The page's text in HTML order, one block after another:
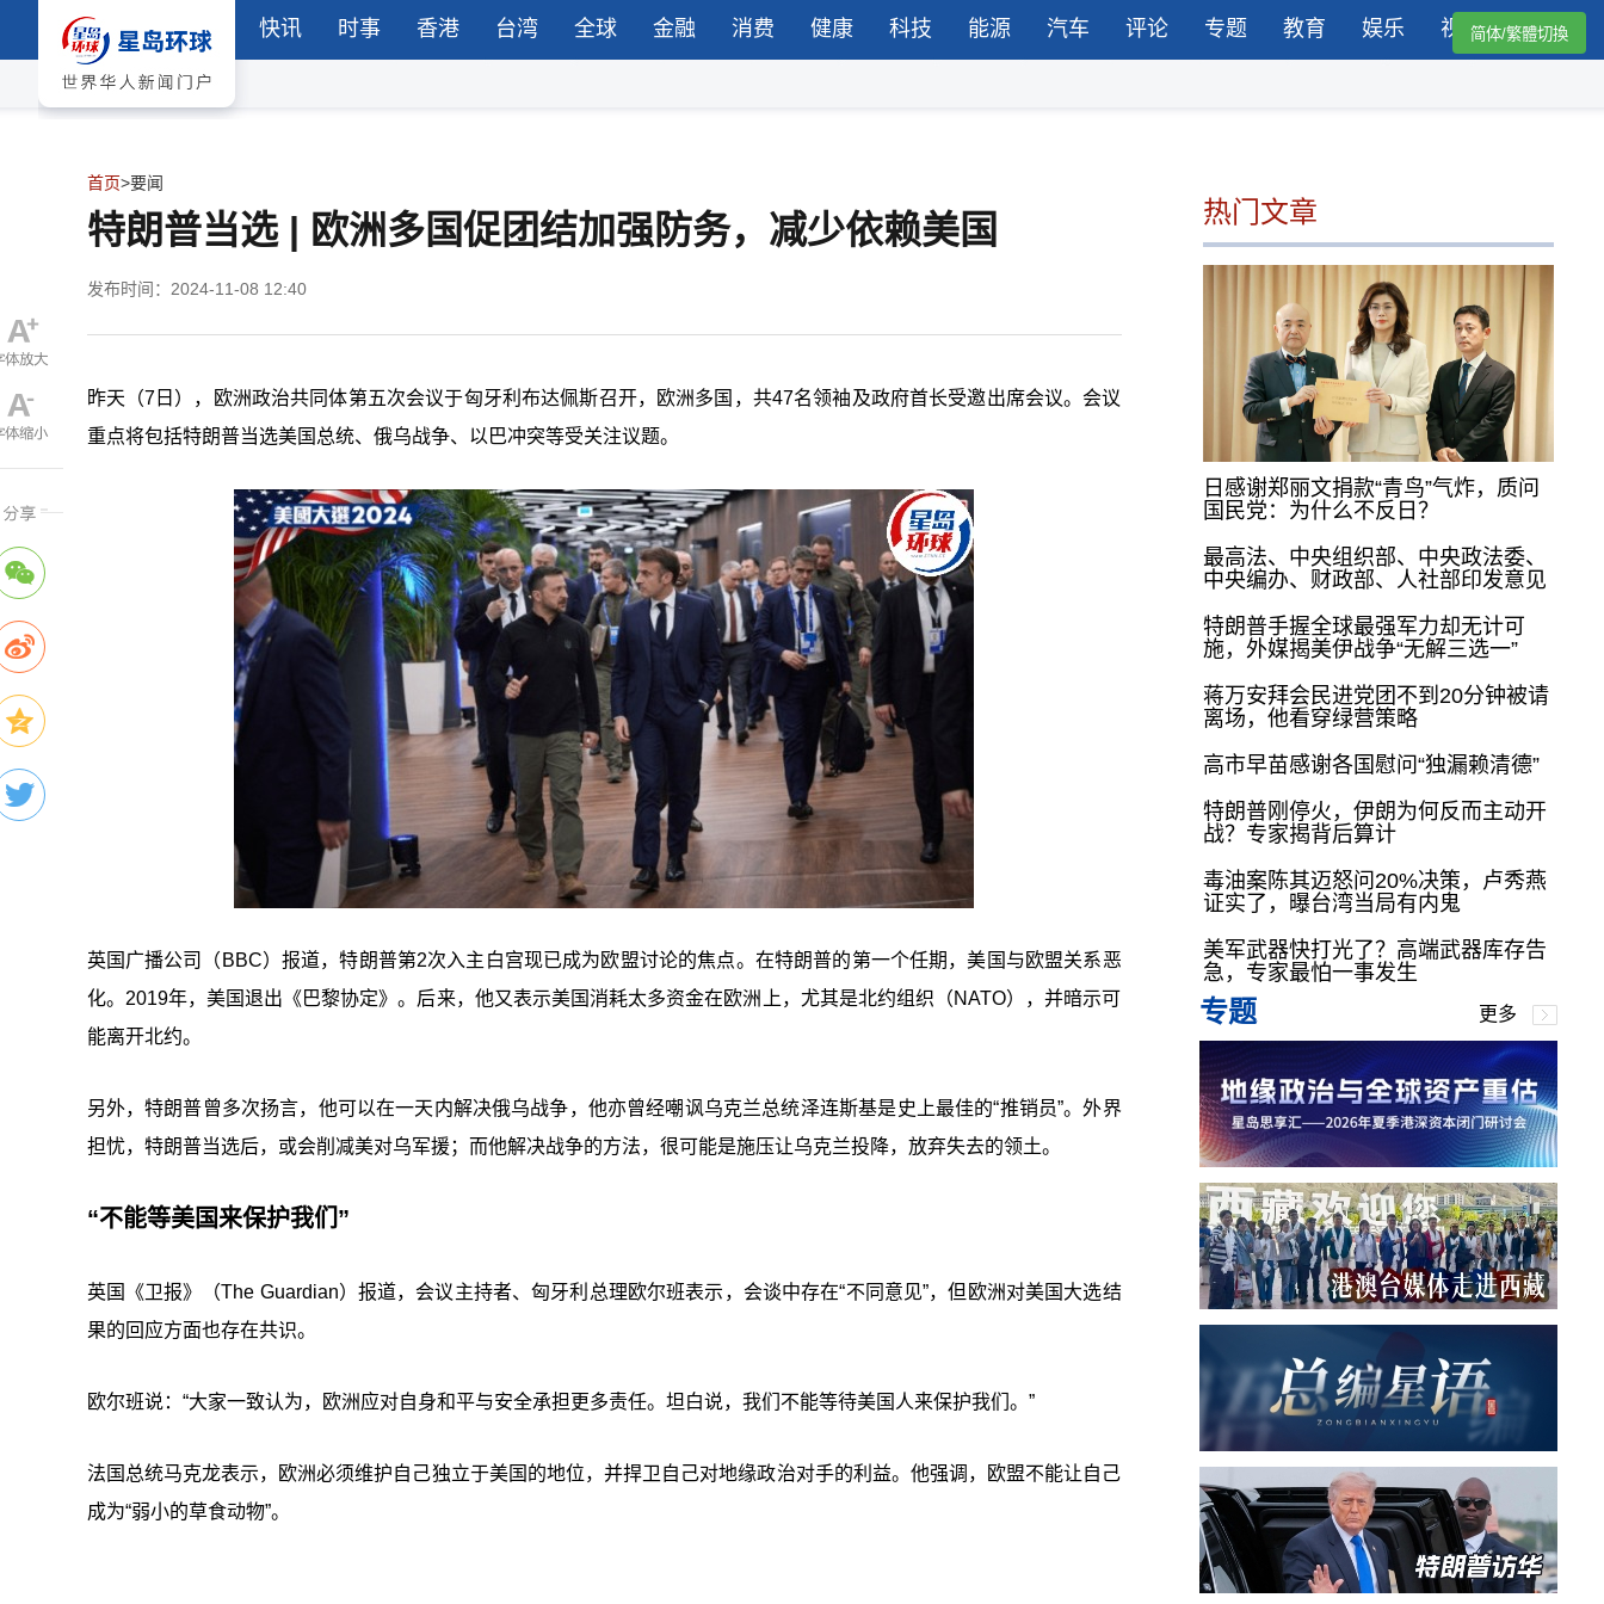
快讯 时事 香港 台湾 全球 金融 消费 健康 科技 能源 汽车 评论 专题 教育 娱乐 视频简体/繁體切換
首页>要闻
特朗普当选 | 欧洲多国促团结加强防务，减少依赖美国
发布时间：2024-11-08 12:40
昨天（7日），欧洲政治共同体第五次会议于匈牙利布达佩斯召开，欧洲多国，共47名领袖及政府首长受邀出席会议。会议
重点将包括特朗普当选美国总统、俄乌战争、以巴冲突等受关注议题。
英国广播公司（BBC）报道，特朗普第2次入主白宫现已成为欧盟讨论的焦点。在特朗普的第一个任期，美国与欧盟关系恶
化。2019年，美国退出《巴黎协定》。后来，他又表示美国消耗太多资金在欧洲上，尤其是北约组织（NATO），并暗示可
能离开北约。
另外，特朗普曾多次扬言，他可以在一天内解决俄乌战争，他亦曾经嘲讽乌克兰总统泽连斯基是史上最佳的“推销员”。外界
担忧，特朗普当选后，或会削减美对乌军援；而他解决战争的方法，很可能是施压让乌克兰投降，放弃失去的领土。
“不能等美国来保护我们 ”
英国《卫报》（The Guardian）报道，会议主持者、匈牙利总理欧尔班表示，会谈中存在“不同意见”，但欧洲对美国大选结
果的回应方面也存在共识。
欧尔班说：“大家一致认为，欧洲应对自身和平与安全承担更多责任。坦白说，我们不能等待美国人来保护我们。”
法国总统马克龙表示，欧洲必须维护自己独立于美国的地位，并捍卫自己对地缘政治对手的利益。他强调，欧盟不能让自己
成为“弱小的草食动物”。
热门文章
日感谢郑丽文捐款“青鸟”气炸，质问
国民党：为什么不反日？
最高法、中央组织部、中央政法委、
中央编办、财政部、人社部印发意见
特朗普手握全球最强军力却无计可
施，外媒揭美伊战争“无解三选一”
蒋万安拜会民进党团不到20分钟被请
离场，他看穿绿营策略
高市早苗感谢各国慰问“独漏赖清德”
特朗普刚停火，伊朗为何反而主动开
战？专家揭背后算计
毒油案陈其迈怒问20%决策，卢秀燕
证实了，曝台湾当局有内鬼
美军武器快打光了？高端武器库存告
急，专家最怕一事发生
专题 更多